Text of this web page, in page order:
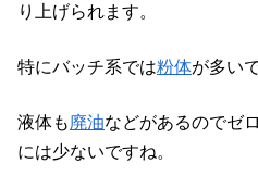
り上げられます。
特にバッチ系では粉体が多い
液体も廃油などがあるのでゼ
には少ないですね。